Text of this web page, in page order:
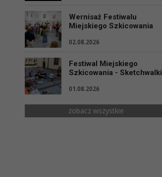
Wernisaż Festiwalu
Miejskiego Szkicowania
02.08.2026
Festiwal Miejskiego
Szkicowania - Sketchwalki
01.08.2026
zobacz wszystkie